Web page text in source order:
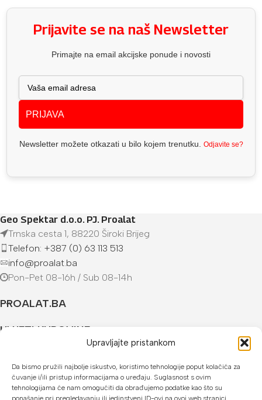
Upravljajte pristankom
Da bismo pružili najbolje iskustvo, koristimo tehnologije poput kolačića za
čuvanje i/ili pristup informacijama o uređaju. Suglasnost s ovim
tehnologijama će nam omogućiti da obrađujemo podatke kao što su
ponašanje pri pregledavanju ili jedinstveni ID-ovi na ovoj web stranici.
Prijavite se na naš Newsletter
Primajte na email akcijske ponude i novosti
PRIJAVA
Newsletter možete otkazati u bilo kojem trenutku. Odjavite se?
Geo Spektar d.o.o. PJ. Proalat
Trnska cesta 1, 88220 Široki Brijeg
Telefon: +387 (0) 63 113 513
info@proalat.ba
Pon-Pet 08-16h / Sub 08-14h
PROALAT.BA
UVJETI KUPOVINE
U našoj web trgovini možete platiti: